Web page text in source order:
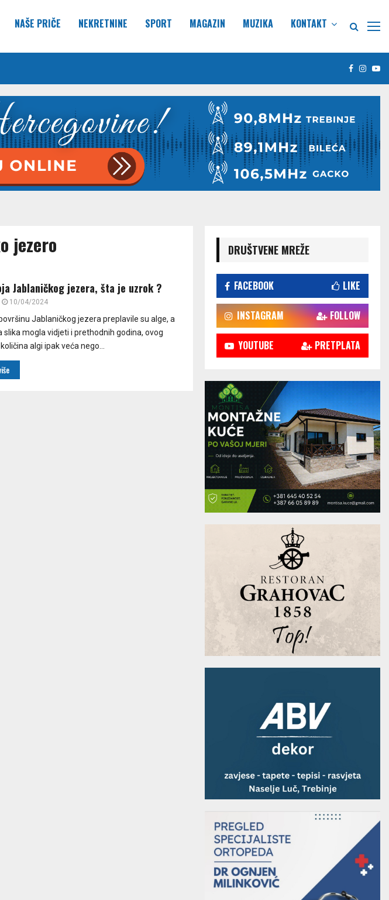
NAŠE PRIČE NEKRETNINE SPORT MAGAZIN MUZIKA KONTAKT
Facebook
jezero
Jablaničkog jezera, šta je uzrok ?
10/04/2024
Jablaničkog jezera preplavile su alge, a
slika mogla vidjeti i prethodnih godina, ovog
algi ipak veća nego...
DRUŠTVENE MREŽE
FACEBOOK LIKE
INSTAGRAM FOLLOW
YOUTUBE PRETPLATA